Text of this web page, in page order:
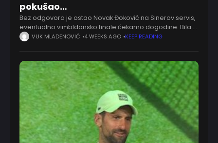
pokušao…
Bez odgovora je ostao Novak Đoković na Sinerov servis,
eventualno vimbldonsko finale čekamo dogodine. Bila bi
veća šteta da je prosuto više prilika za brejk, baš i
VUK MLADENOVIĆ 4 WEEKS AGO KEEP READING